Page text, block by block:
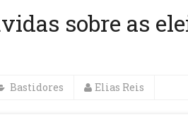
sobre as
Bastidores Elias Reis